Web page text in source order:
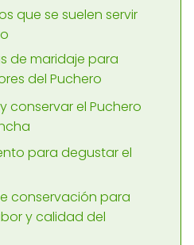
que se suelen servir
de maridaje para
del Puchero
conservar el Puchero
para degustar el
conservación para
y calidad del